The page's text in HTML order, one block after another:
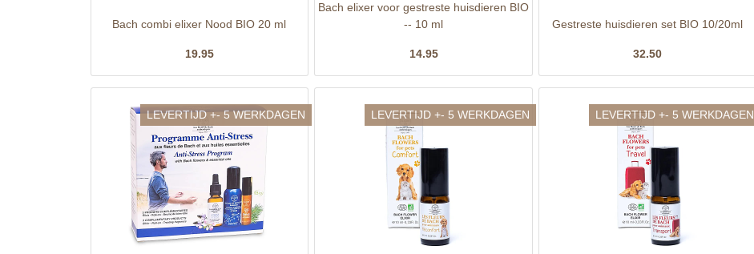
Bach combi elixer Nood BIO 20 ml
19.95
Bach elixer voor gestreste huisdieren BIO
-- 10 ml
14.95
Gestreste huisdieren set BIO 10/20ml
32.50
LEVERTIJD +- 5 WERKDAGEN LEVERTIJD +- 5 WERKDAGEN LEVERTIJD +- 5 WERKDAGEN